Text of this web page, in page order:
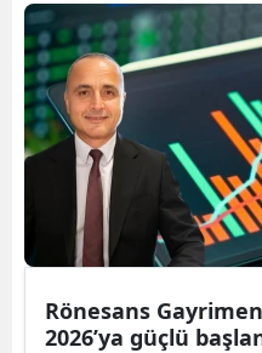
Rönesans
2026’ya güçlü